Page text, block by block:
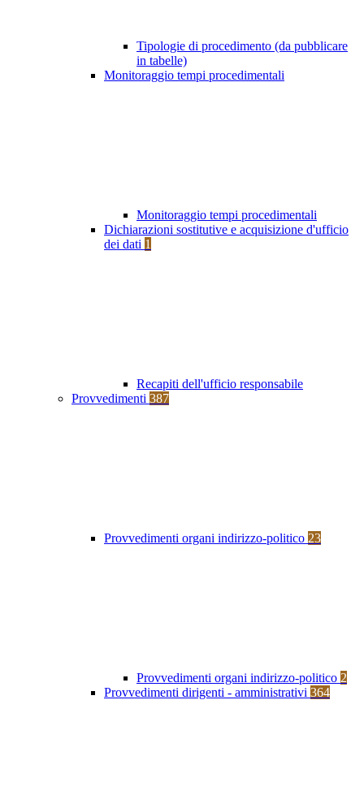
Tipologie di procedimento (da pubblicare
in tabelle)
Monitoraggio tempi procedimentali
Monitoraggio tempi procedimentali
Dichiarazioni sostitutive e acquisizione d'ufficio
dei dati 1
Recapiti dell'ufficio responsabile
Provvedimenti 387
Provvedimenti organi indirizzo-politico 23
Provvedimenti organi indirizzo-politico 2
Provvedimenti dirigenti - amministrativi 364